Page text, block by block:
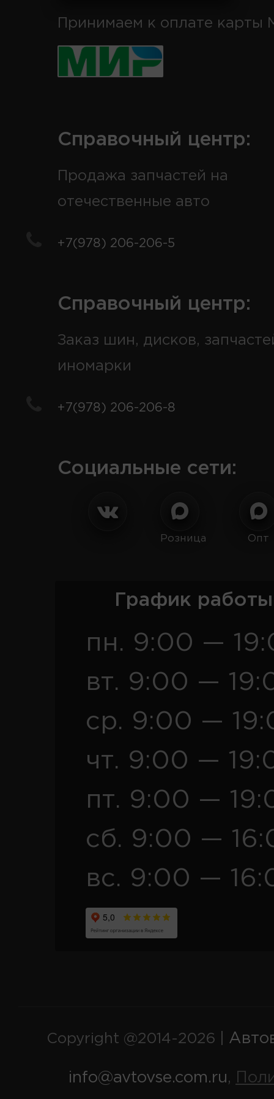
Принимаем к оплате карты
Справочный центр:
Продажа запчастей на
отечественные авто
+7(978) 206-206-5
Справочный центр:
Заказ шин, дисков,
иномарки
+7(978) 206-206-8
Социальные сети:
Розница Опт
График
пн. 9:00 —
вт. 9:00 —
ср. 9:00 —
чт. 9:00 —
пт. 9:00 —
сб. 9:00 —
вс. 9:00 —
Copyright @2014-2026 |
info@avtovse.com.ru,